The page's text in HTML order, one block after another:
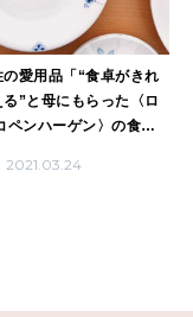
愛用品「“食卓がきれ
る”と母にもらった〈ロ
ペンハーゲン〉の食
2021.03.24